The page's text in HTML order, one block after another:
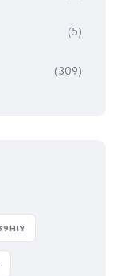
(5)
(309)